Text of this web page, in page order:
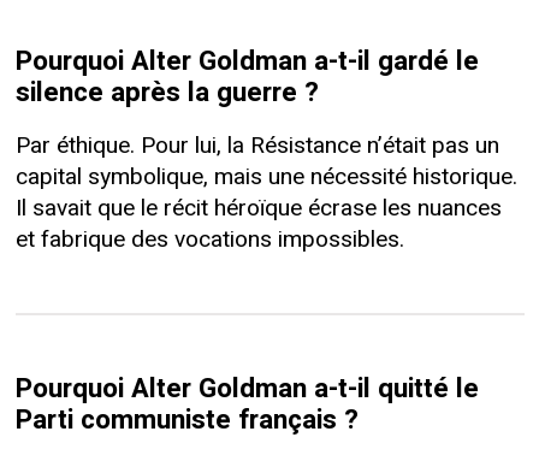
Pourquoi Alter Goldman a-t-il gardé le
silence après la guerre ?
Par éthique. Pour lui, la Résistance n’était pas un
capital symbolique, mais une nécessité historique.
Il savait que le récit héroïque écrase les nuances
et fabrique des vocations impossibles.
Pourquoi Alter Goldman a-t-il quitté le
Parti communiste français ?